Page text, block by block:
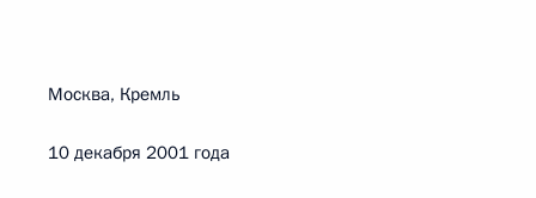
Москва, Кремль
10 декабря 2001 года